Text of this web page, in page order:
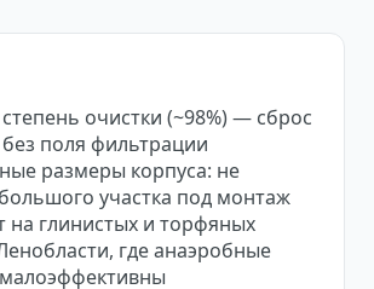
очистки (~98%) — сброс
без поля фильтрации
размеры корпуса: не
участка под монтаж
на глинистых и торфяных
где анаэробные